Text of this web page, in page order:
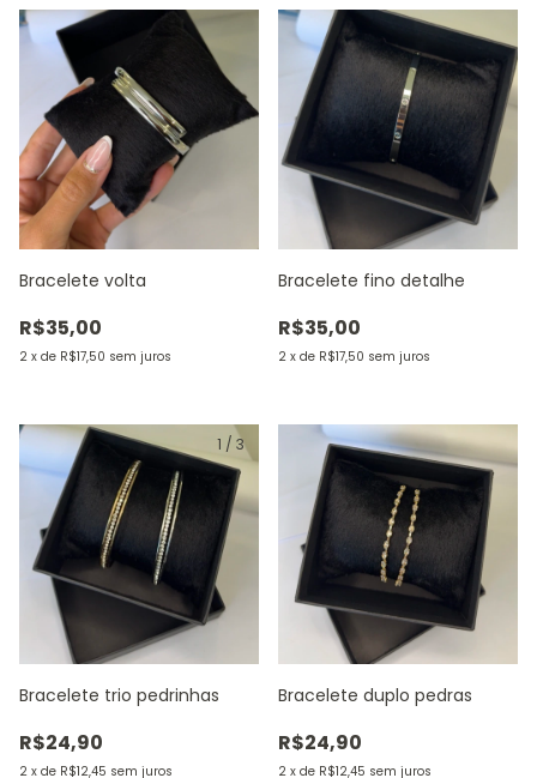
Bracelete volta
R$35,00
2 x de R$17,50 sem juros
Bracelete fino detalhe
R$35,00
2 x de R$17,50 sem juros
1 / 3
Bracelete trio pedrinhas
R$24,90
2 x de R$12,45 sem juros
Bracelete duplo pedras
R$24,90
2 x de R$12,45 sem juros